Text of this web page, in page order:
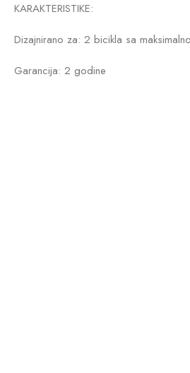
KARAKTERISTIKE:
Dizajnirano za: 2 bicikla sa
Garancija: 2 godine